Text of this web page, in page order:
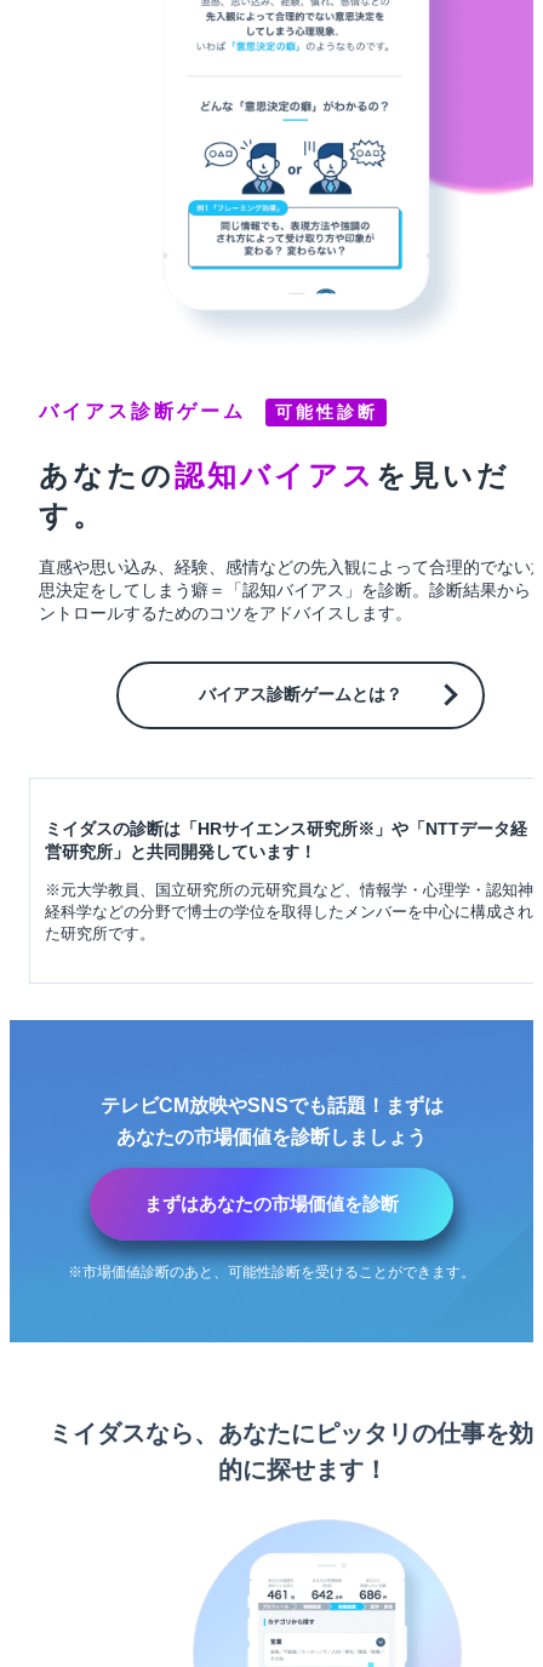
バイアス診断ゲーム 可能性診断
あなたの認知バイアス を 見いだ
す。
直感や思い込み、経験、感情などの先入観によって合理的でない
思決定をしてしまう癖＝「認知バイアス」を診断。 診断結果から
ントロールするためのコツをアドバイスします。
バイアス診断ゲームとは？
ミイダスの診断は「HRサイエンス研究所※」や「NTTデータ経
営研究所」と共同開発しています！
※元大学教員、国立研究所の元研究員など、情報学・心理学・認知神
経科学などの分野で博士の学位を取得したメンバーを中心に構成され
た研究所です。
テレビCM放映やSNSでも話題！まずは
あなたの市場価値を診断しましょう
まずはあなたの市場価値を診断
※市場価値診断のあと、可能性診断を受けることができます。
ミイダスなら、あなたにピッタリの仕事を効
的に探せます！